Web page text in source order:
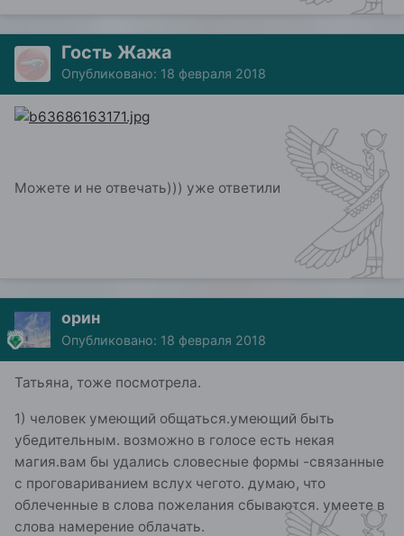
Гость Жажа
Опубликовано: 18 февраля 2018
Можете и не отвечать))) уже ответили
орин
Опубликовано: 18 февраля 2018
Татьяна, тоже посмотрела.
1) человек умеющий общаться.умеющий быть
убедительным. возможно в голосе есть некая
магия.вам бы удались словесные формы -связанные
с проговариванием вслух чегото. думаю, что
облеченные в слова пожелания сбываются. умеете в
слова намерение облачать.